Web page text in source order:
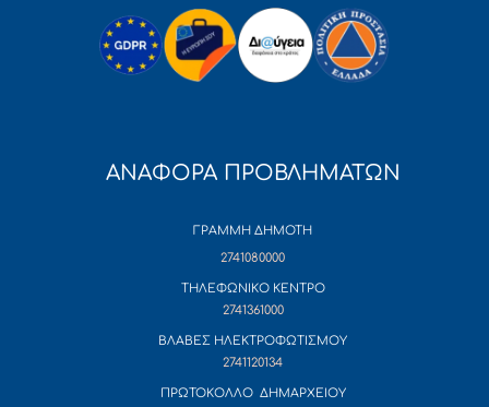
ΑΝΑΦΟΡΑ ΠΡΟΒΛΗΜΑΤΩΝ
ΓΡΑΜΜΗ ΔΗΜΟΤΗ
2741080000
ΤΗΛΕΦΩΝΙΚΟ ΚΕΝΤΡΟ
2741361000
ΒΛΑΒΕΣ ΗΛΕΚΤΡΟΦΩΤΙΣΜΟΥ
2741120134
ΠΡΩΤΟΚΟΛΛΟ ΔΗΜΑΡΧΕΙΟΥ